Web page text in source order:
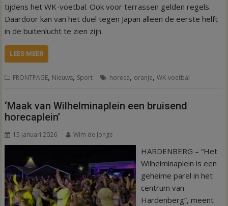
tijdens het WK-voetbal. Ook voor terrassen gelden regels.
Daardoor kan van het duel tegen Japan alleen de eerste helft
in de buitenlucht te zien zijn.
LEES MEER
FRONTPAGE, Nieuws, Sport horeca, oranje,WK-voetbal
‘Maak van Wilhelminaplein een bruisend
horecaplein’
15 januari 2026 Wim de Jonge
HARDENBERG – “Het
Wilhelminaplein is een
geheime parel in het
centrum van
Hardenberg”, meent